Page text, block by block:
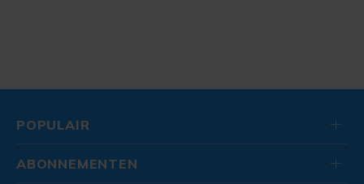
POPULAIR
ABONNEMENTEN